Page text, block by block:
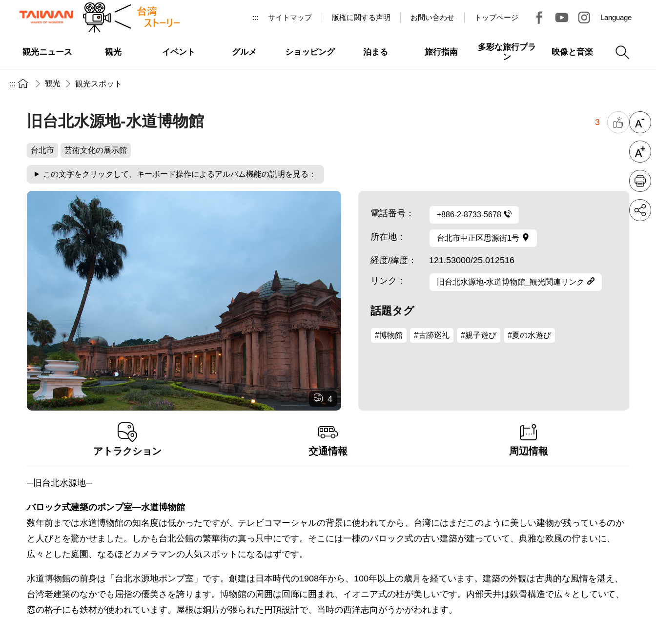
::: サイトマップ 版権に関する声明 お問い合わせ トップページ Language
観光ニュース 観光 イベント グルメ ショッピング 泊まる 旅行指南
多彩な旅行プラ
ン
映像と音楽
::: 観光 観光スポット
旧台北水源地-水道博物館 3
台北市 芸術文化の展示館
この文字をクリックして、キーボード操作によるアルバム機能の説明を見る：
4
電話番号： +886-2-8733-5678
所在地： 台北市中正区思源街1号
経度/緯度： 121.53000/25.012516
リンク： 旧台北水源地-水道博物館_観光関連リンク
話題タグ
#博物館 #古跡巡礼 #親子遊び #夏の水遊び
アトラクション 交通情報 周辺情報
─旧台北水源地─
バロック式建築のポンプ室―水道博物館
数年前までは水道博物館の知名度は低かったですが、テレビコマーシャルの背景に使われてから、台湾にはまだこのように美しい建物が残っているのか
と人びとを驚かせました。しかも台北公館の繁華街の真っ只中にです。そこには一棟のバロック式の古い建築が建っていて、典雅な欧風の佇まいに、
広々とした庭園、なるほどカメラマンの人気スポットになるはずです。
水道博物館の前身は「台北水源地ポンプ室」です。創建は日本時代の1908年から、100年以上の歳月を経ています。建築の外観は古典的な風情を湛え、
台湾老建築のなかでも屈指の優美さを誇ります。博物館の周囲は回廊に囲まれ、イオニア式の柱が美しいです。内部天井は鉄骨構造で広々としていて、
窓の格子にも鉄材が使われています。屋根は銅片が張られた円頂設計で、当時の西洋志向がうかがわれます。